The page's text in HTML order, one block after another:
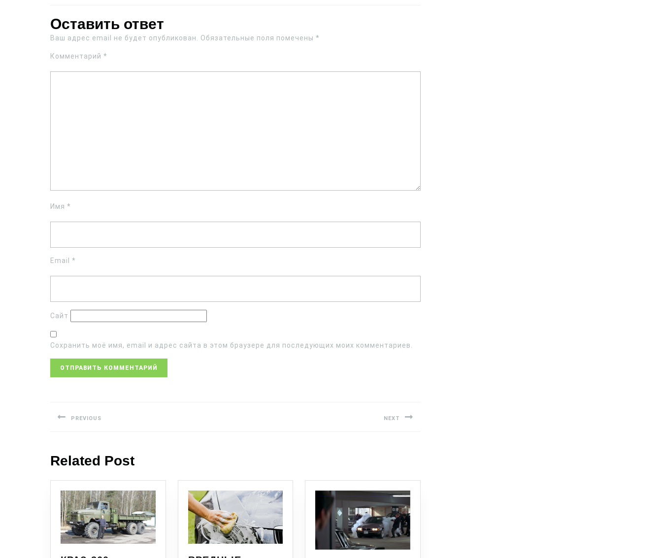
Оставить ответ
Ваш адрес email не будет опубликован. Обязательные поля помечены *
Комментарий *
Имя *
Email *
Сайт
Сохранить моё имя, email и адрес сайта в этом браузере для последующих моих комментариев.
PREVIOUS NEXT
Related Post